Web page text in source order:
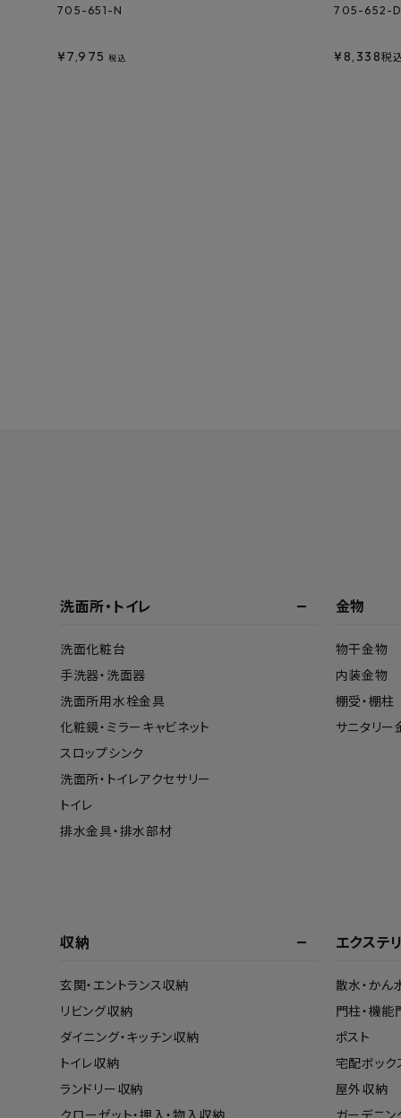
705-651-N
¥7,975 税込
705-652-
¥8,338税
洗面所・トイレ
洗面化粧台
手洗器・洗面器
洗面所用水栓金具
化粧鏡・ミラーキャビネット
スロップシンク
洗面所・トイレアクセサリー
トイレ
排水金具・排水部材
金物
物干金物
内装金物
棚受・棚柱
サニタリー
収納
玄関・エントランス収納
リビング収納
ダイニング・キッチン収納
トイレ収納
ランドリー収納
エクステ
散水・かん
門柱・機能
ポスト
宅配ボック
屋外収納